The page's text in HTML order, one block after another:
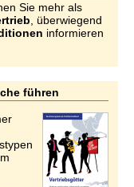
Sie mehr als
, überwiegend
informieren
führen